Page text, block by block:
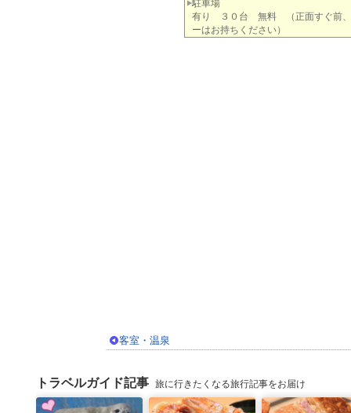
駐車場
有り ３０台 無料 （正面すぐ前
ーはお持ちください）
客室・温泉
トラベルガイド記事 旅に行きたくなる旅行記事をお届け